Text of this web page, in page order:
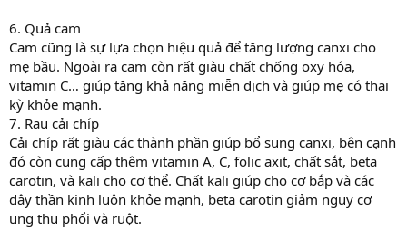
6. Quả cam
Cam cũng là sự lựa chọn hiệu quả để tăng lượng canxi cho
mẹ bầu. Ngoài ra cam còn rất giàu chất chống oxy hóa,
vitamin C… giúp tăng khả năng miễn dịch và giúp mẹ có thai
kỳ khỏe mạnh.
7. Rau cải chíp
Cải chíp rất giàu các thành phần giúp bổ sung canxi, bên cạnh
đó còn cung cấp thêm vitamin A, C, folic axit, chất sắt, beta
carotin, và kali cho cơ thể. Chất kali giúp cho cơ bắp và các
dây thần kinh luôn khỏe mạnh, beta carotin giảm nguy cơ
ung thu phổi và ruột.